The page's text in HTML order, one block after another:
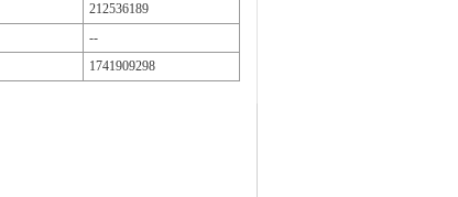
212536189
--
1741909298